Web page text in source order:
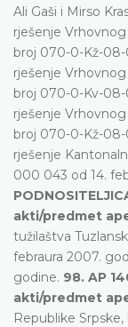
Ali Gaši i Mirso
rješenje
broj 070-0-Kž-08-
rješenje
broj 070-0-Kv-08-
rješenje
broj 070-0-Kž-08-
rješenje
000 043 od 14.
akti/predmet
tužilaštva
febraura 2007.
godine. 98. AP
akti/predmet
Republike